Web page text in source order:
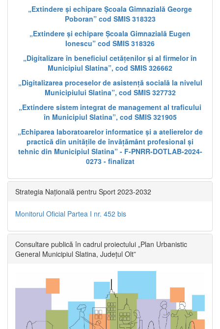
„Extindere și echipare Școala Gimnazială George
Poboran” cod SMIS 318323
„Extindere și echipare Școala Gimnazială Eugen
Ionescu” cod SMIS 318326
„Digitalizare în beneficiul cetățenilor și al firmelor în
Municipiul Slatina”, cod SMIS 326662
„Digitalizarea proceselor de asistență socială la nivelul
Municipiului Slatina”, cod SMIS 327732
„Extindere sistem integrat de management al traficului
în Municipiul Slatina”, cod SMIS 321905
„Echiparea laboratoarelor informatice și a atelierelor de
practică din unitățile de învățământ profesional și
tehnic din Municipiul Slatina” - F-PNRR-DOTLAB-2024-
0273 - finalizat
Strategia Națională pentru Sport 2023-2032
Monitorul Oficial Partea I nr. 452 bis
Consultare publică în cadrul proiectului „Plan Urbanistic
General Municipiul Slatina, Județul Olt”